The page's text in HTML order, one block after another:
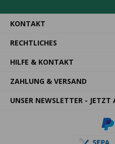
KONTAKT
RECHTLICHES
HILFE & KONTAKT
ZAHLUNG & VERSAND
UNSER NEWSLETTER - JETZT